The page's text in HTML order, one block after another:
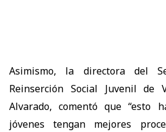
Asimismo, la directora del
Reinserción Social Juvenil de
Alvarado, comentó que “esto
jóvenes tengan mejores